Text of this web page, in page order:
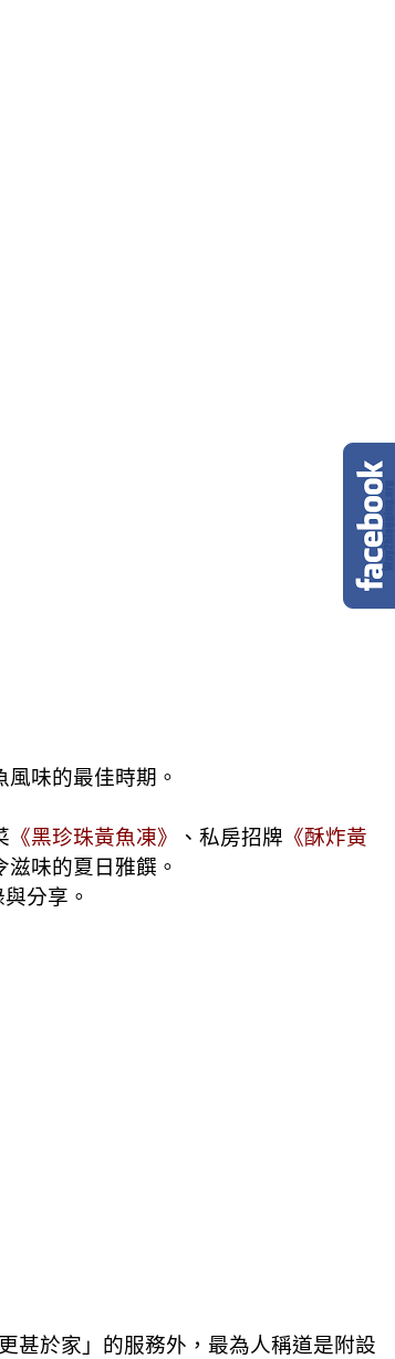
味的最佳時期。
《黑珍珠黃魚凍》 、私房招牌 《酥炸黃
滋味的夏日雅饌。
分享。
甚於家」的服務外，最為人稱道是附設